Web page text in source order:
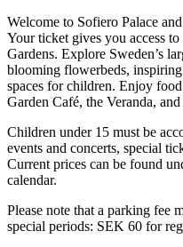
Welcome to Sofiero Palace
Your ticket gives you access
Gardens. Explore Sweden’s
blooming flowerbeds,
spaces for children. Enjoy
Garden Café, the Veranda,
Children under 15 must be
events and concerts, special
Current prices can be found
calendar.
Please note that a parking fee
special periods: SEK 60 for